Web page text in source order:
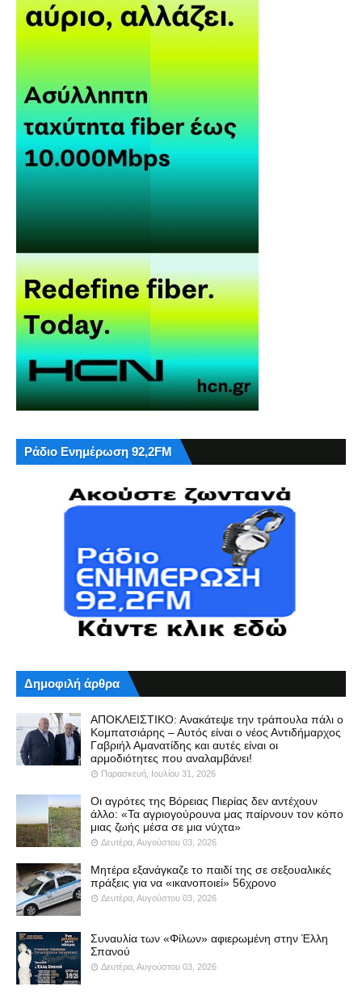
Ράδιο Ενημέρωση 92,2FM
Δημοφιλή άρθρα
ΑΠΟΚΛΕΙΣΤΙΚΟ: Ανακάτεψε την τράπουλα πάλι ο
Κομπατσιάρης – Αυτός είναι ο νέος Αντιδήμαρχος
Γαβριήλ Αμανατίδης και αυτές είναι οι
αρμοδιότητες που αναλαμβάνει!
Παρασκευή, Ιουλίου 31, 2026
Οι αγρότες της Βόρειας Πιερίας δεν αντέχουν
άλλο: «Τα αγριογούρουνα μας παίρνουν τον κόπο
μιας ζωής μέσα σε μια νύχτα»
Δευτέρα, Αυγούστου 03, 2026
Μητέρα εξανάγκαζε το παιδί της σε σεξουαλικές
πράξεις για να «ικανοποιεί» 56χρονο
Δευτέρα, Αυγούστου 03, 2026
Συναυλία των «Φίλων» αφιερωμένη στην Έλλη
Σπανού
Δευτέρα, Αυγούστου 03, 2026